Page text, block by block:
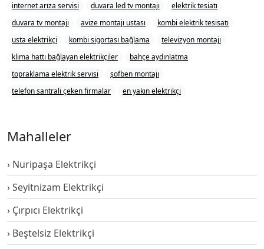
internet arıza servisi
duvara led tv montajı
elektrik tesiatı
duvara tv montajı
avize montajı ustası
kombi elektrik tesisatı
usta elektrikçi
kombi sigortası bağlama
televizyon montajı
klima hattı bağlayan elektrikçiler
bahçe aydınlatma
topraklama elektrik servisi
şofben montajı
telefon santrali çeken firmalar
en yakın elektrikçi
Mahalleler
Nuripaşa Elektrikçi
Seyitnizam Elektrikçi
Çırpıcı Elektrikçi
Beştelsiz Elektrikçi